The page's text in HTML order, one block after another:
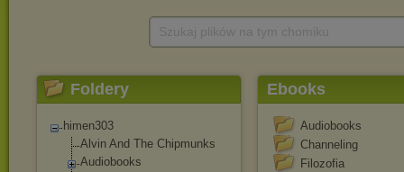
Foldery
himen303
Alvin And The Chipmunks
Audiobooks
Ebooks
Audiobooks
Channeling
Filozofia